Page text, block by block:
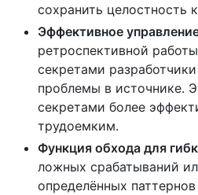
сохранить целостность
Эффективное
ретроспективной
секретами
проблемы в источнике.
секретами более
трудоемким.
Функция обхода для
ложных срабатываний
определённых